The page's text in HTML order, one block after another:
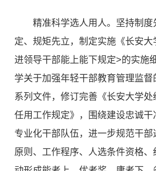
精准科学选人用人。坚持制度
定、规矩先立，制定实施《长安
进领导干部能上能下规定>的实施
学关于加强年轻干部教育管理监
系列文件，修订完善《长安大学
任用工作规定》，围绕建设忠诚干
专业化干部队伍，进一步规范干
原则、工作程序、人选条件资格